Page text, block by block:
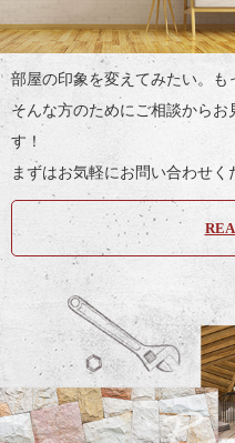
部屋の印象を変えてみたい。も
そんな方のためにご相談からお
す！
まずはお気軽にお問い合わせく